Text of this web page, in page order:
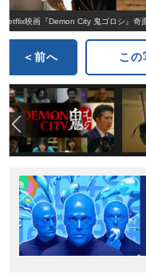
Netflix映画『Demon City 鬼ゴロシ』奇
＜前へ この